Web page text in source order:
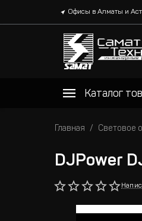
Офисы в Алматы и
Каталог
Главная Световое
DJPower